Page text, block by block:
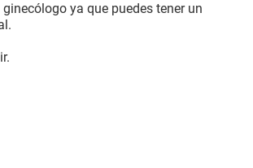
ya que puedes tener un